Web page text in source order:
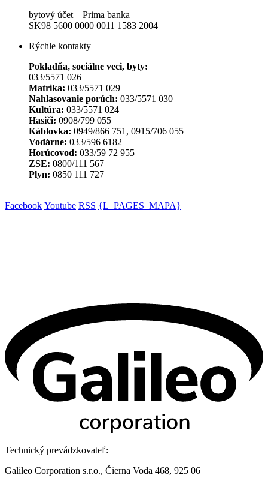
bytový účet – Prima banka
SK98 5600 0000 0011 1583 2004
Rýchle kontakty
Pokladňa, sociálne veci, byty:
033/5571 026
Matrika: 033/5571 029
Nahlasovanie porúch: 033/5571 030
Kultúra: 033/5571 024
Hasiči: 0908/799 055
Káblovka: 0949/866 751, 0915/706 055
Vodárne: 033/596 6182
Horúcovod: 033/59 72 955
ZSE: 0800/111 567
Plyn: 0850 111 727
Facebook Youtube RSS {L_PAGES_MAPA}
Technický prevádzkovateľ:
Galileo Corporation s.r.o., Čierna Voda 468, 925 06